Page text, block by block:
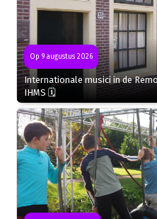
Op 9 augustus 2026
Internationale musici in de
IHMS 🗓